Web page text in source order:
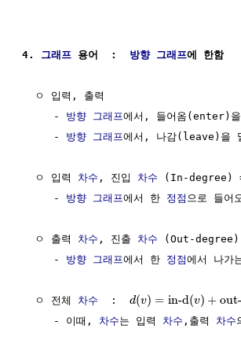
4. 그래프 용어  : 방향 그래프에 한함
  ㅇ 입력, 출력
     -
방향 그래프에서, 들어옴(enter)
     -
방향 그래프에서, 나감(leave)을
  ㅇ 입력
차수 , 진입 차수 (In-degree)
     -
방향 그래프에서 한 정점 으로 들어
  ㅇ 출력
차수 , 진출 차수 (Out-
     -
방향 그래프에서 한 정점에서 나가
  ㅇ 전체
차수
  :
d(v) = in-d(v) +
     - 이때,
차수는 입력 차수 ,출력 차수